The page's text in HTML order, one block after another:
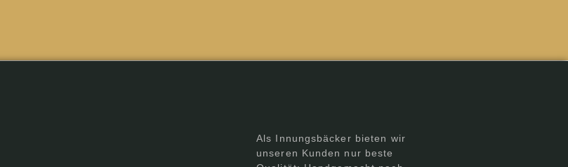
Als Innungsbäcker bieten wir
unseren Kunden nur beste